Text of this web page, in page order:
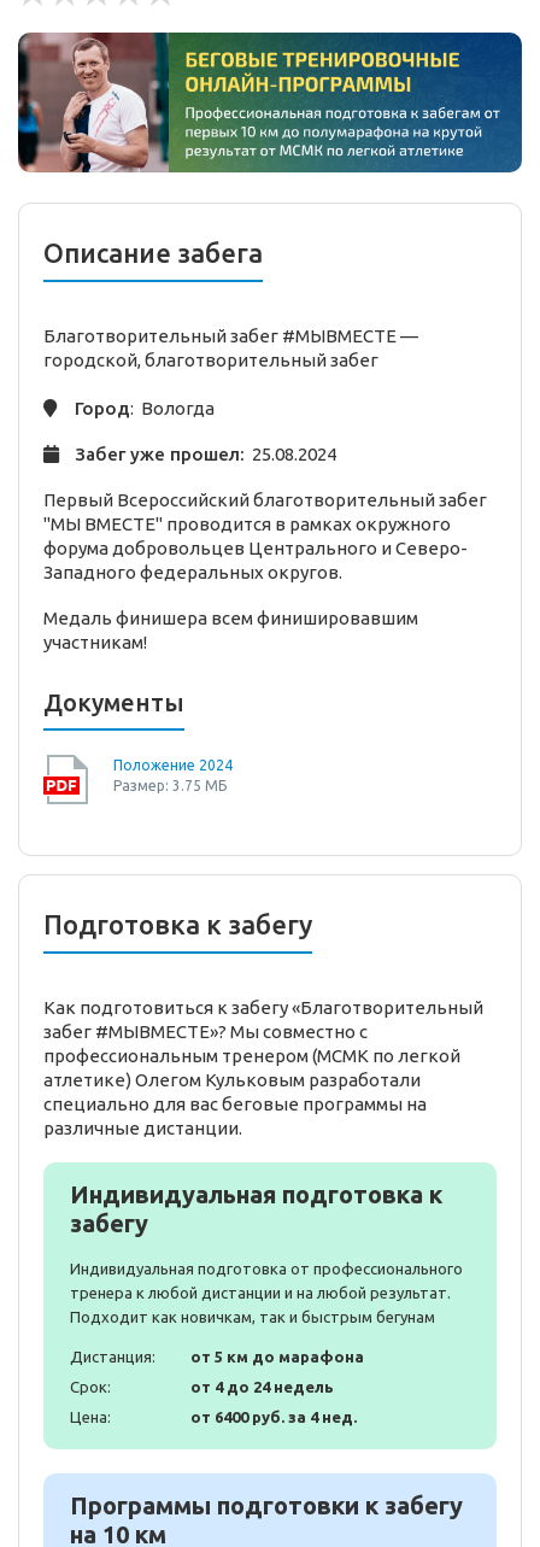
Описание забега
Благотворительный забег #МЫВМЕСТЕ —
городской,благотворительныйзабег
Город: Вологда
Забег уже прошел: 25.08.2024
Первый Всероссийский благотворительный забег
"МЫ ВМЕСТЕ" проводится в рамках окружного
форума добровольцев Центрального и Северо-
Западного федеральных округов.
Медаль финишера всем финишировавшим
участникам!
Документы
Положение 2024
Размер: 3.75 МБ
Подготовка к забегу
Как подготовиться к забегу «Благотворительный
забег #МЫВМЕСТЕ»? Мы совместно с
профессиональным тренером (МСМК по легкой
атлетике) Олегом Кульковым разработали
специально для вас беговые программы на
различные дистанции.
Индивидуальная подготовка к
забегу
Индивидуальная подготовка от профессионального
тренера к любой дистанции и на любой результат.
Подходит как новичкам, так и быстрым бегунам
Дистанция:
от 5 км до марафона
Срок:
от 4 до 24 недель
Цена:
от 6400 руб. за 4 нед.
Программы подготовки к забегу
на 10 км